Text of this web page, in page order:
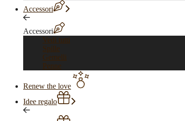
Accessori
Accessori
Vedi tutti
Spille
Gemelli
Penne
Renew the love
Idee regalo